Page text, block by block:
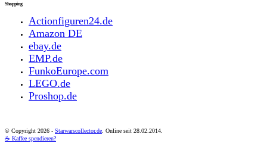
Shopping
Actionfiguren24.de
Amazon DE
ebay.de
EMP.de
FunkoEurope.com
LEGO.de
Proshop.de
© Copyright 2026 - Starwarscollector.de . Online seit 28.02.2014.
☕ Kaffee spendieren?